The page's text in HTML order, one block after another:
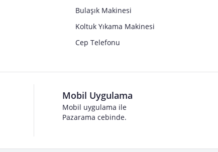
Bulaşık Makinesi
Koltuk Yıkama Makinesi
Cep Telefonu
Mobil Uygulama
Mobil uygulama ile
Pazarama cebinde.